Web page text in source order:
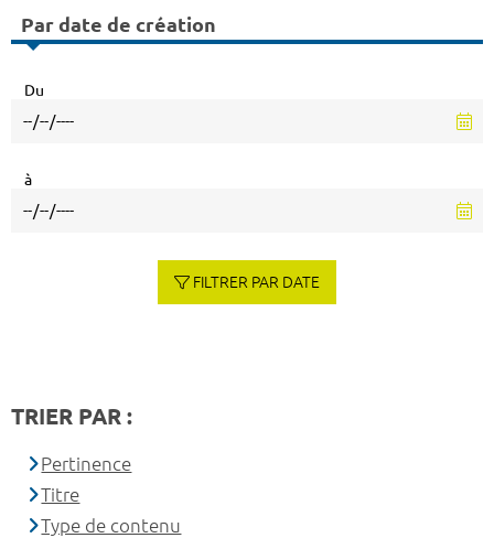
Par date de création
Du
à
FILTRER PAR DATE
TRIER PAR :
Pertinence
Titre
Type de contenu